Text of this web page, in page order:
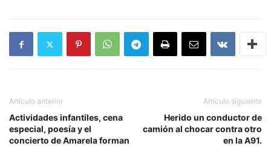
Artículo anterior
Actividades infantiles, cena
especial, poesía y el
concierto de Amarela forman
Artículo siguiente
Herido un conductor de
camión al chocar contra otro
en la A91.